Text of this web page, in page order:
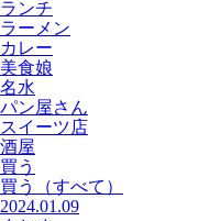
ランチ
ラーメン
カレー
美食娘
名水
パン屋さん
スイーツ店
酒屋
買う
買う
（すべて）
2024.01.09